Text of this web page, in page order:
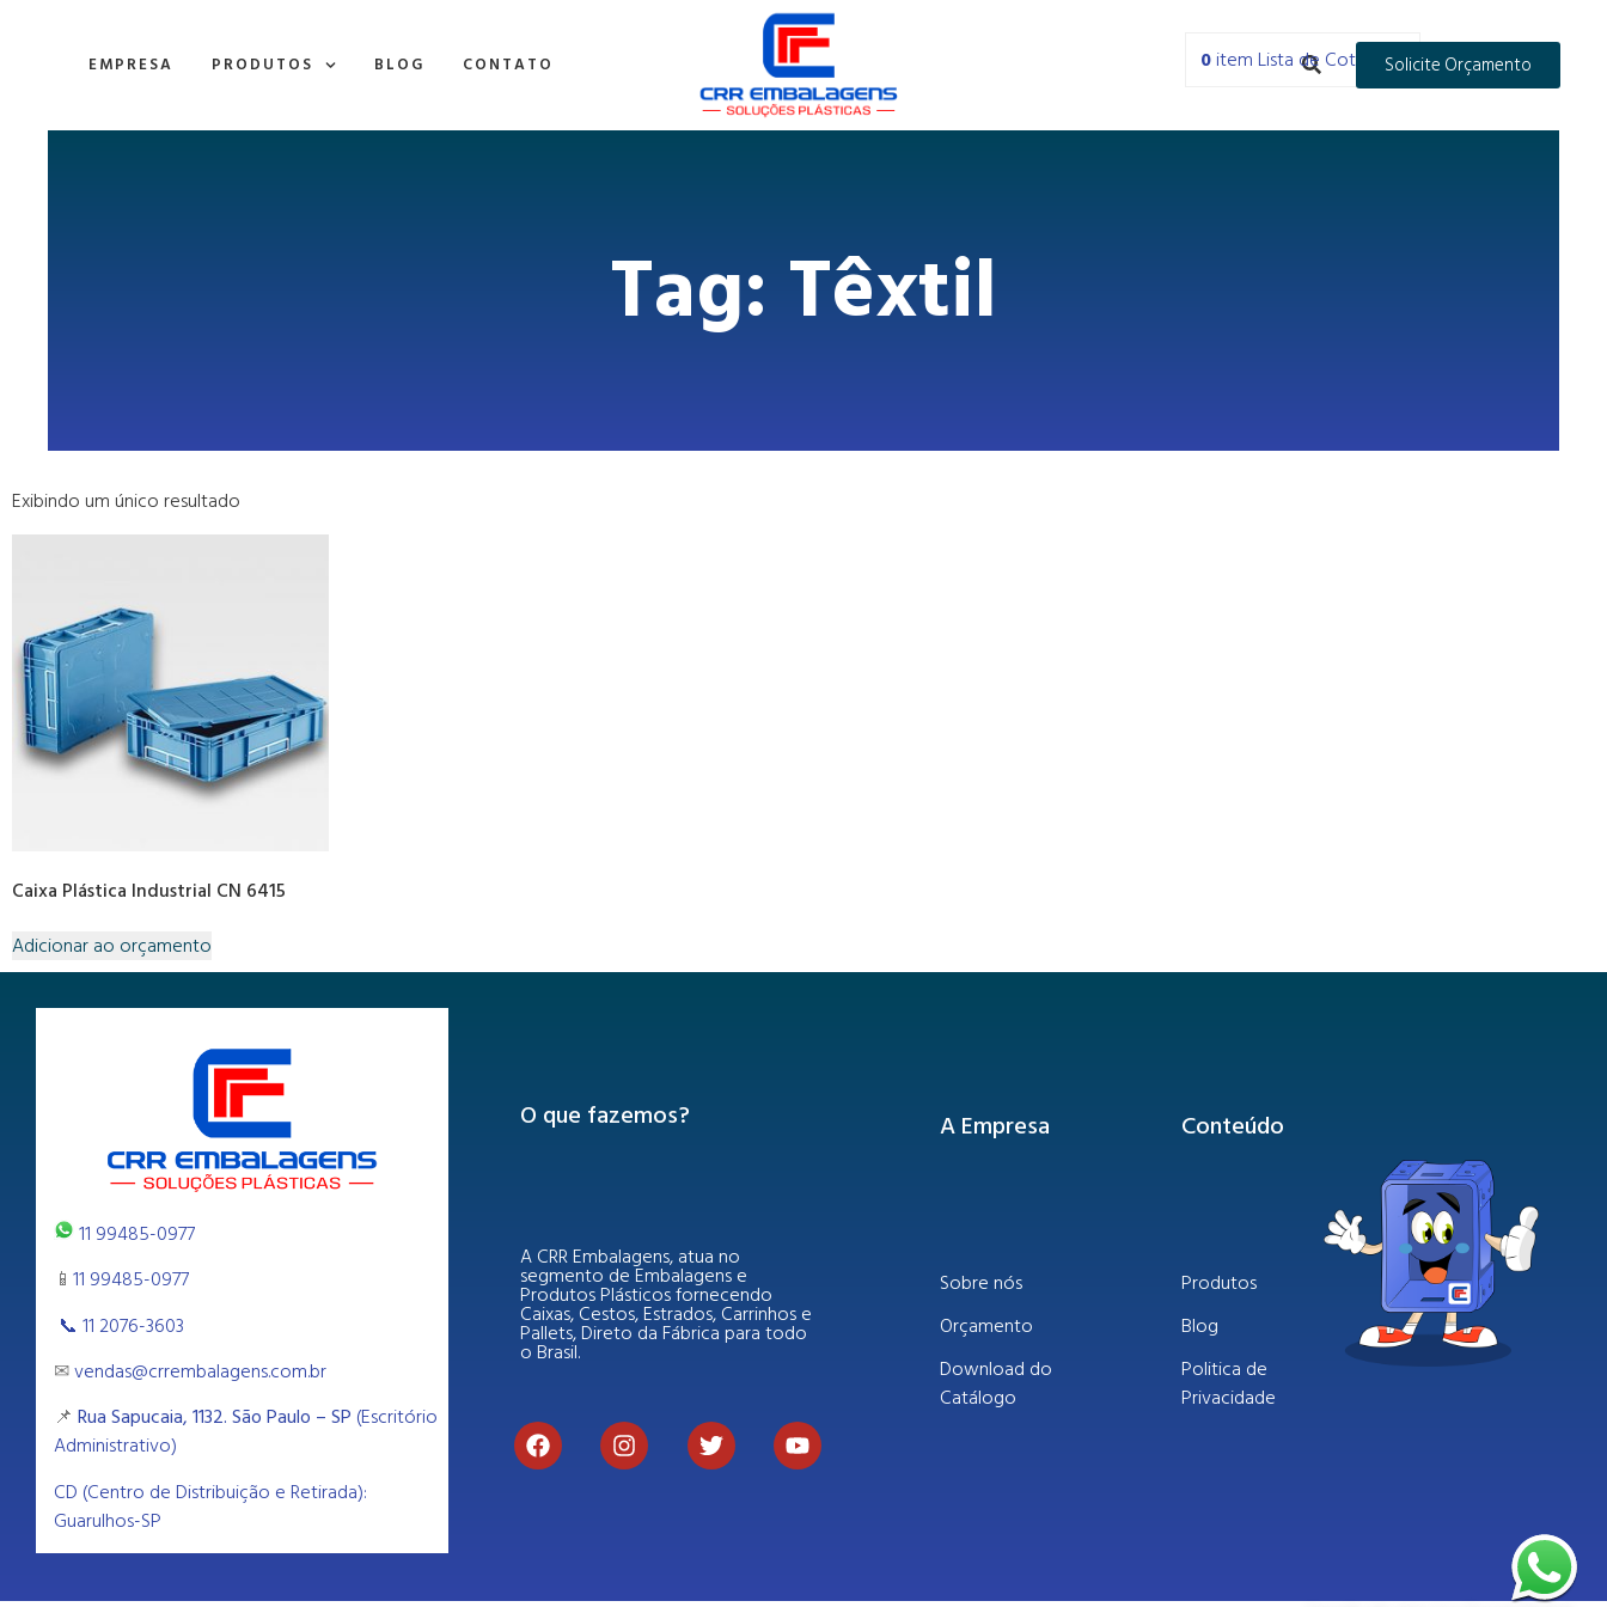
EMPRESA PRODUTOS BLOG CONTATO 0item Lista de CotaçõesSolicite Orçamento
Tag: Têxtil
Exibindo um único resultado
Caixa Plástica Industrial CN 6415
Adicionar ao orçamento
11 99485-0977
📱 11 99485-0977
📞 11 2076-3603
✉vendas@crrembalagens.com.br
📌 Rua Sapucaia, 1132. São Paulo – SP (Escritório
Administrativo)
CD (Centro de Distribuição e Retirada):
Guarulhos-SP
O que fazemos?
A CRR Embalagens, atua no
segmento de Embalagens e
Produtos Plásticos fornecendo
Caixas, Cestos, Estrados, Carrinhos e
Pallets, Direto da Fábrica para todo
o Brasil.
A Empresa
Sobre nós
Orçamento
Download do
Catálogo
Conteúdo
Produtos
Blog
Politica de
Privacidade